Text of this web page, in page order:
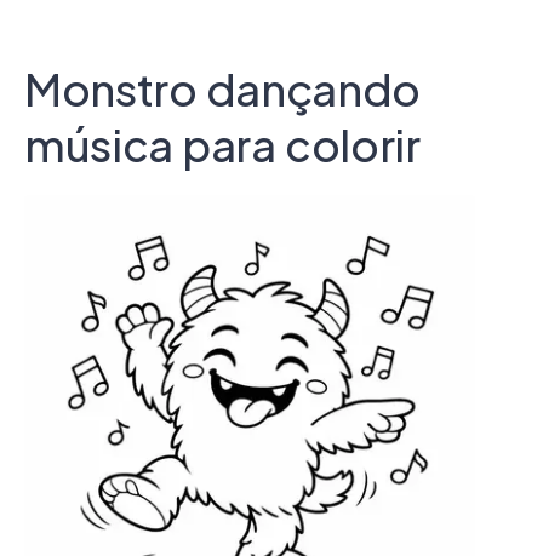
Monstro dançando
música para colorir